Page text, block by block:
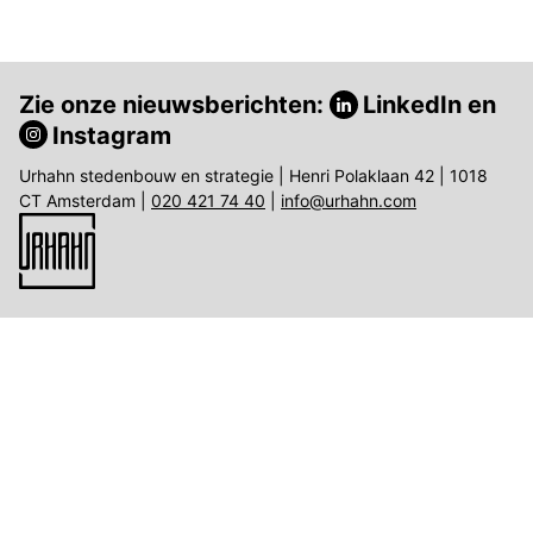
Zie onze nieuwsberichten: LinkedIn en
Instagram
Urhahn stedenbouw en strategie | Henri Polaklaan 42 | 1018
CT Amsterdam | 020 421 74 40 info@urhahn.com